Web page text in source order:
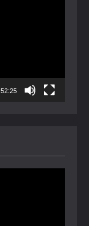
52:25